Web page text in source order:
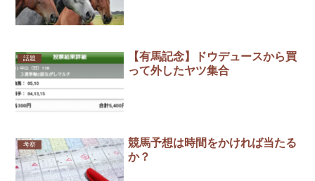
話題
【有馬記念】ドウデュースから買
って外したヤツ集合
考察
競馬予想は時間をかければ当たる
か？